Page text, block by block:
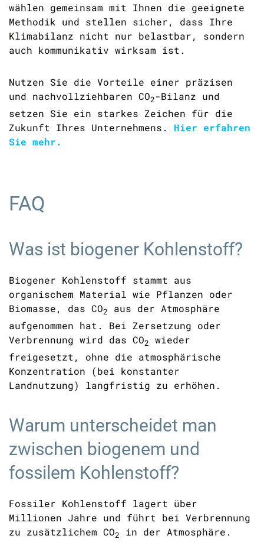
wählen gemeinsam mit Ihnen die geeignete
Methodik und stellen sicher, dass Ihre
Klimabilanz nicht nur belastbar, sondern
auch kommunikativ wirksam ist.
Nutzen Sie die Vorteile einer präzisen
und nachvollziehbaren CO2-Bilanz und
setzen Sie ein starkes Zeichen für die
Zukunft Ihres Unternehmens. Hier erfahren
Sie mehr.
FAQ
Was ist biogener Kohlenstoff?
Biogener Kohlenstoff stammt aus
organischem Material wie Pflanzen oder
Biomasse, das CO2
aus der Atmosphäre
aufgenommen hat. Bei Zersetzung oder
Verbrennung wird das CO2
wieder
freigesetzt, ohne die atmosphärische
Konzentration (bei konstanter
Landnutzung) langfristig zu erhöhen.
Warum unterscheidet man
zwischen biogenem und
fossilem Kohlenstoff?
Fossiler Kohlenstoff lagert über
Millionen Jahre und führt bei Verbrennung
zu zusätzlichem CO2
in der Atmosphäre.